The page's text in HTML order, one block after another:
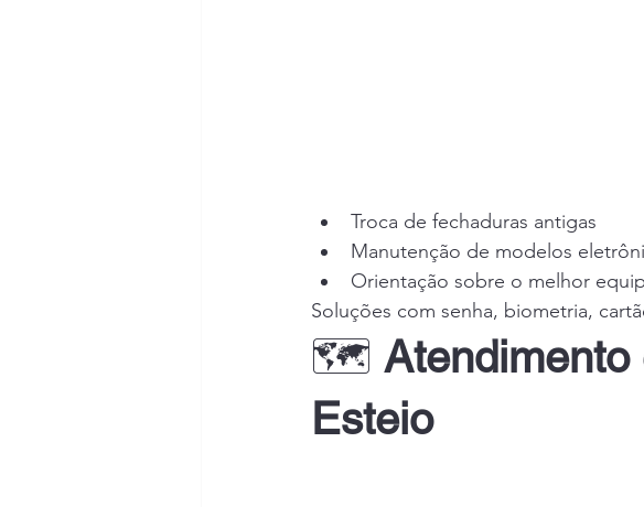
Troca de fechaduras antigas
Manutenção de modelos
Orientação sobre o melhor
Soluções com senha, biometria,
🗺
Esteio